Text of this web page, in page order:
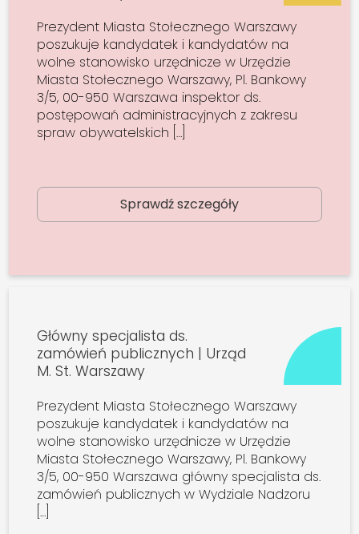
Prezydent Miasta Stołecznego Warszawy
poszukuje kandydatek i kandydatów na
wolne stanowisko urzędnicze w Urzędzie
Miasta Stołecznego Warszawy, Pl. Bankowy
3/5, 00-950 Warszawa inspektor ds.
postępowań administracyjnych z zakresu
spraw obywatelskich […]
Sprawdź szczegóły
Główny specjalista ds.
zamówień publicznych | Urząd
M. St. Warszawy
Prezydent Miasta Stołecznego Warszawy
poszukuje kandydatek i kandydatów na
wolne stanowisko urzędnicze w Urzędzie
Miasta Stołecznego Warszawy, Pl. Bankowy
3/5, 00-950 Warszawa główny specjalista ds.
zamówień publicznych w Wydziale Nadzoru
[…]